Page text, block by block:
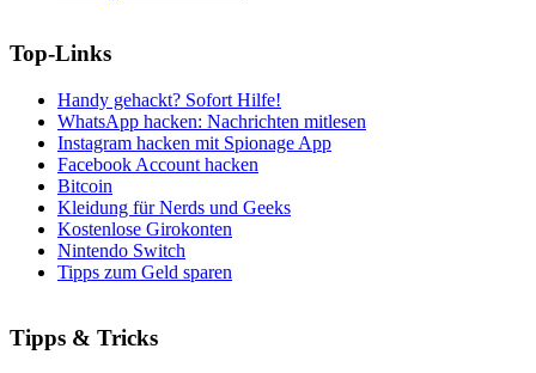
Top-Links
Handy gehackt? Sofort Hilfe!
WhatsApp hacken: Nachrichten mitlesen
Instagram hacken mit Spionage App
Facebook Account hacken
Bitcoin
Kleidung für Nerds und Geeks
Kostenlose Girokonten
Nintendo Switch
Tipps zum Geld sparen
Tipps & Tricks